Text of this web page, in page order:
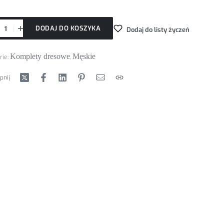
DODAJ DO KOSZYKA Dodaj do listy życzeń
Komplety dresowe,Męskie